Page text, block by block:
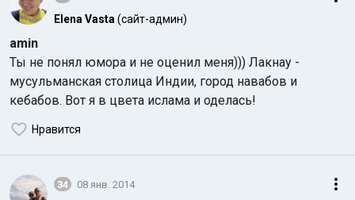
Elena Vasta (сайт-админ)
amin
Ты не понял юмора и не оценил меня))) Лакнау -
мусульманская столица Индии, город навабов и
кебабов. Вот я в цвета ислама и оделась!
Нравится
34 08 янв. 2014